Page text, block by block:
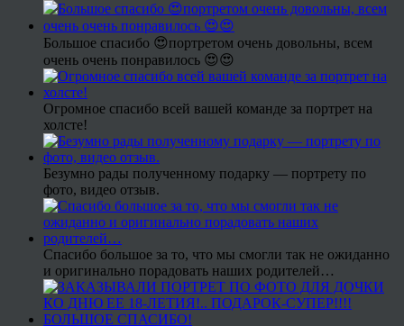
Большое спасибо 😍портретом очень довольны, всем
очень очень понравилось 😍😍
Огромное спасибо всей вашей команде за портрет на
холсте!
Безумно рады полученному подарку — портрету по
фото, видео отзыв.
Спасибо большое за то, что мы смогли так не ожиданно
и оригинально порадовать наших родителей…